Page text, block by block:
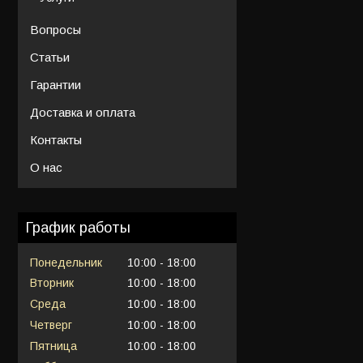
Вопросы
Статьи
Гарантии
Доставка и оплата
Контакты
О нас
График работы
Понедельник 10:00
18:00
Вторник
10:00
18:00
Среда
10:00
18:00
Четверг
10:00
18:00
Пятница
10:00
18:00